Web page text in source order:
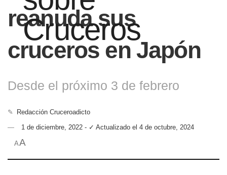
reanuda sus
cruceros en Japón
Desde el próximo 3 de febrero
✎
Redacción Cruceroadicto
1 de diciembre, 2022 - ✓ Actualizado el 4 de octubre, 2024
AA